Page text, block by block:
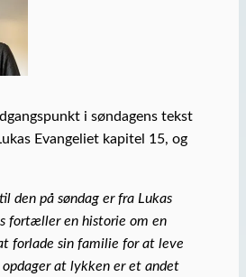
i søndagens tekst
Evangeliet kapitel 15, og
den på søndag er fra Lukas
fortæller en historie om en
forlade sin familie for at leve
at lykken er et andet